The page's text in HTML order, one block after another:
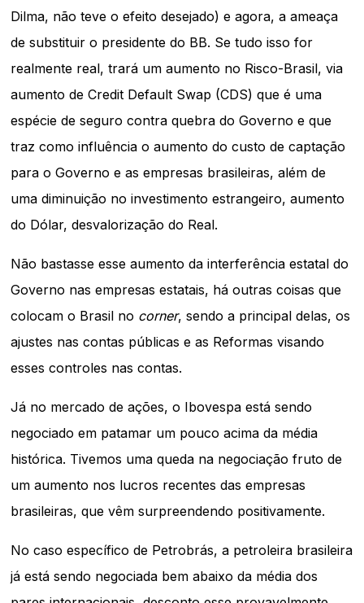
Dilma, não teve o efeito desejado) e agora, a ameaça
de substituir o presidente do BB. Se tudo isso for
realmente real, trará um aumento no Risco-Brasil, via
aumento de Credit Default Swap (CDS) que é uma
espécie de seguro contra quebra do Governo e que
traz como influência o aumento do custo de captação
para o Governo e as empresas brasileiras, além de
uma diminuição no investimento estrangeiro, aumento
do Dólar, desvalorização do Real.
Não bastasse esse aumento da interferência estatal do
Governo nas empresas estatais, há outras coisas que
colocam o Brasil no corner, sendo a principal delas, os
ajustes nas contas públicas e as Reformas visando
esses controles nas contas.
Já no mercado de ações, o Ibovespa está sendo
negociado em patamar um pouco acima da média
histórica. Tivemos uma queda na negociação fruto de
um aumento nos lucros recentes das empresas
brasileiras, que vêm surpreendendo positivamente.
No caso específico de Petrobrás, a petroleira brasileira
já está sendo negociada bem abaixo da média dos